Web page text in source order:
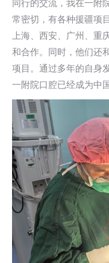
同行的交流，我在一附
常密切，有各种援疆项
上海、西安、广州、重
和合作。同时，他们还
项目。通过多年的自身
一附院口腔已经成为中